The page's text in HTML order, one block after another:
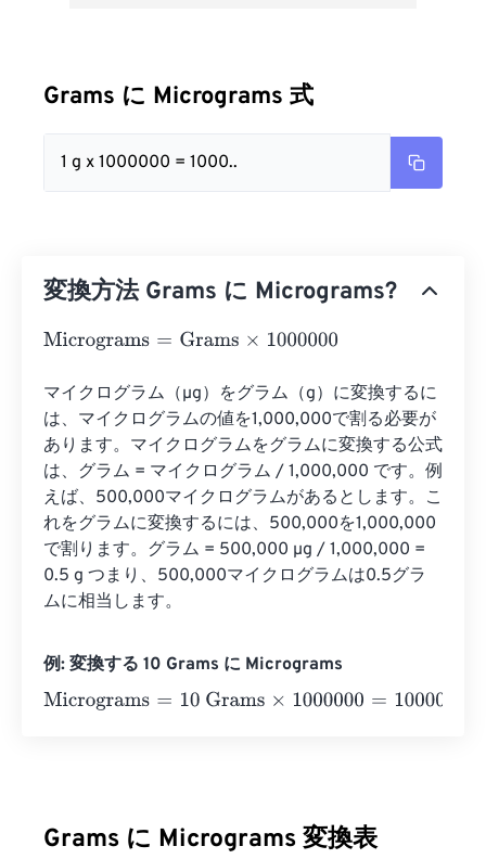
Grams に Micrograms 式
1 g x 1000000 = 1000..
変換方法 Grams に Micrograms?
Micrograms=Grams×1000000
マイクログラム（µg）をグラム（g）に変換するに
は、マイクログラムの値を1,000,000で割る必要が
あります。マイクログラムをグラムに変換する公式
は、グラム = マイクログラム / 1,000,000 です。例
えば、500,000マイクログラムがあるとします。こ
れをグラムに変換するには、500,000を1,000,000
で割ります。グラム = 500,000 µg / 1,000,000 =
0.5 g つまり、500,000マイクログラムは0.5グラ
ムに相当します。
例: 変換する 10 Grams に Micrograms
Micrograms=10 Grams×1000000=10000000
Grams に Micrograms 変換表